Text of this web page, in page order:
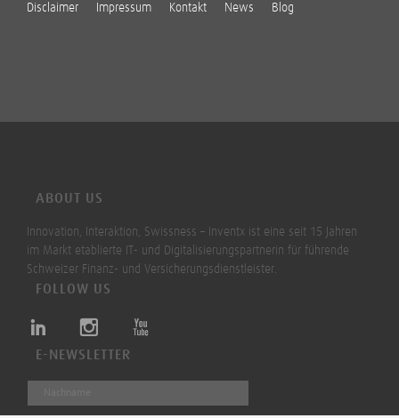
Disclaimer Impressum Kontakt News Blog
ABOUT US
Innovation, Interaktion, Swissness – Inventx ist eine seit 15 Jahren
im Markt etablierte IT- und Digitalisierungspartnerin für führende
Schweizer Finanz- und Versicherungsdienstleister.
FOLLOW US
E-NEWSLETTER